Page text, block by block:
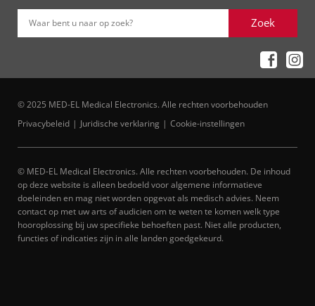
Waar bent u naar op zoek? Zoek
© 2025 MED-EL Medical Electronics. Alle rechten voorbehouden
Privacybeleid
Juridische verklaring Cookie-instellingen
© MED-EL Medical Electronics. Alle rechten voorbehouden. De inhoud
op deze website is alleen bedoeld voor algemene informatieve
doeleinden en mag niet worden opgevat als medisch advies. Neem
contact op met uw arts of audicien om te weten te komen welk type
hooroplossing bij uw specifieke behoeften past. Niet alle producten,
functies of indicaties zijn in alle landen goedgekeurd.